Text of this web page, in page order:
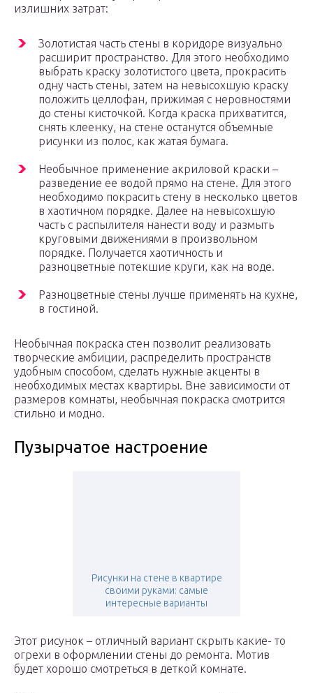
излишних затрат:
Золотистая часть стены в коридоре визуально
расширит пространство. Для этого необходимо
выбрать краску золотистого цвета, прокрасить
одну часть стены, затем на невысохшую краску
положить целлофан, прижимая с неровностями
до стены кисточкой. Когда краска прихватится,
снять клеенку, на стене останутся объемные
рисунки из полос, как жатая бумага.
Необычное применение акриловой краски –
разведение ее водой прямо на стене. Для этого
необходимо покрасить стену в несколько цветов
в хаотичном порядке. Далее на невысохшую
часть с распылителя нанести воду и размыть
круговыми движениями в произвольном
порядке. Получается хаотичность и
разноцветные потекшие круги, как на воде.
Разноцветные стены лучше применять на кухне,
в гостиной.
Необычная покраска стен позволит реализовать
творческие амбиции, распределить пространств
удобным способом, сделать нужные акценты в
необходимых местах квартиры. Вне зависимости от
размеров комнаты, необычная покраска смотрится
стильно и модно.
Пузырчатое настроение
Рисунки на стене в квартире
своими руками: самые
интересные варианты
Этот рисунок – отличный вариант скрыть какие- то
огрехи в оформлении стены до ремонта. Мотив
будет хорошо смотреться в деткой комнате.